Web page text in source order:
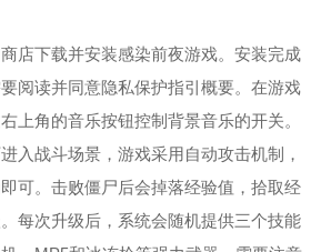
店下载并安装感染前夜游戏。安装完成
阅读并同意隐私保护指引概要。在游戏
上角的音乐按钮控制背景音乐的开关。
入战斗场景，游戏采用自动攻击机制，
可。击败僵尸后会掉落经验值，拾取经
每次升级后，系统会随机提供三个技能